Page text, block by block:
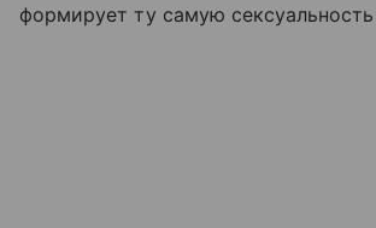
формирует ту самую